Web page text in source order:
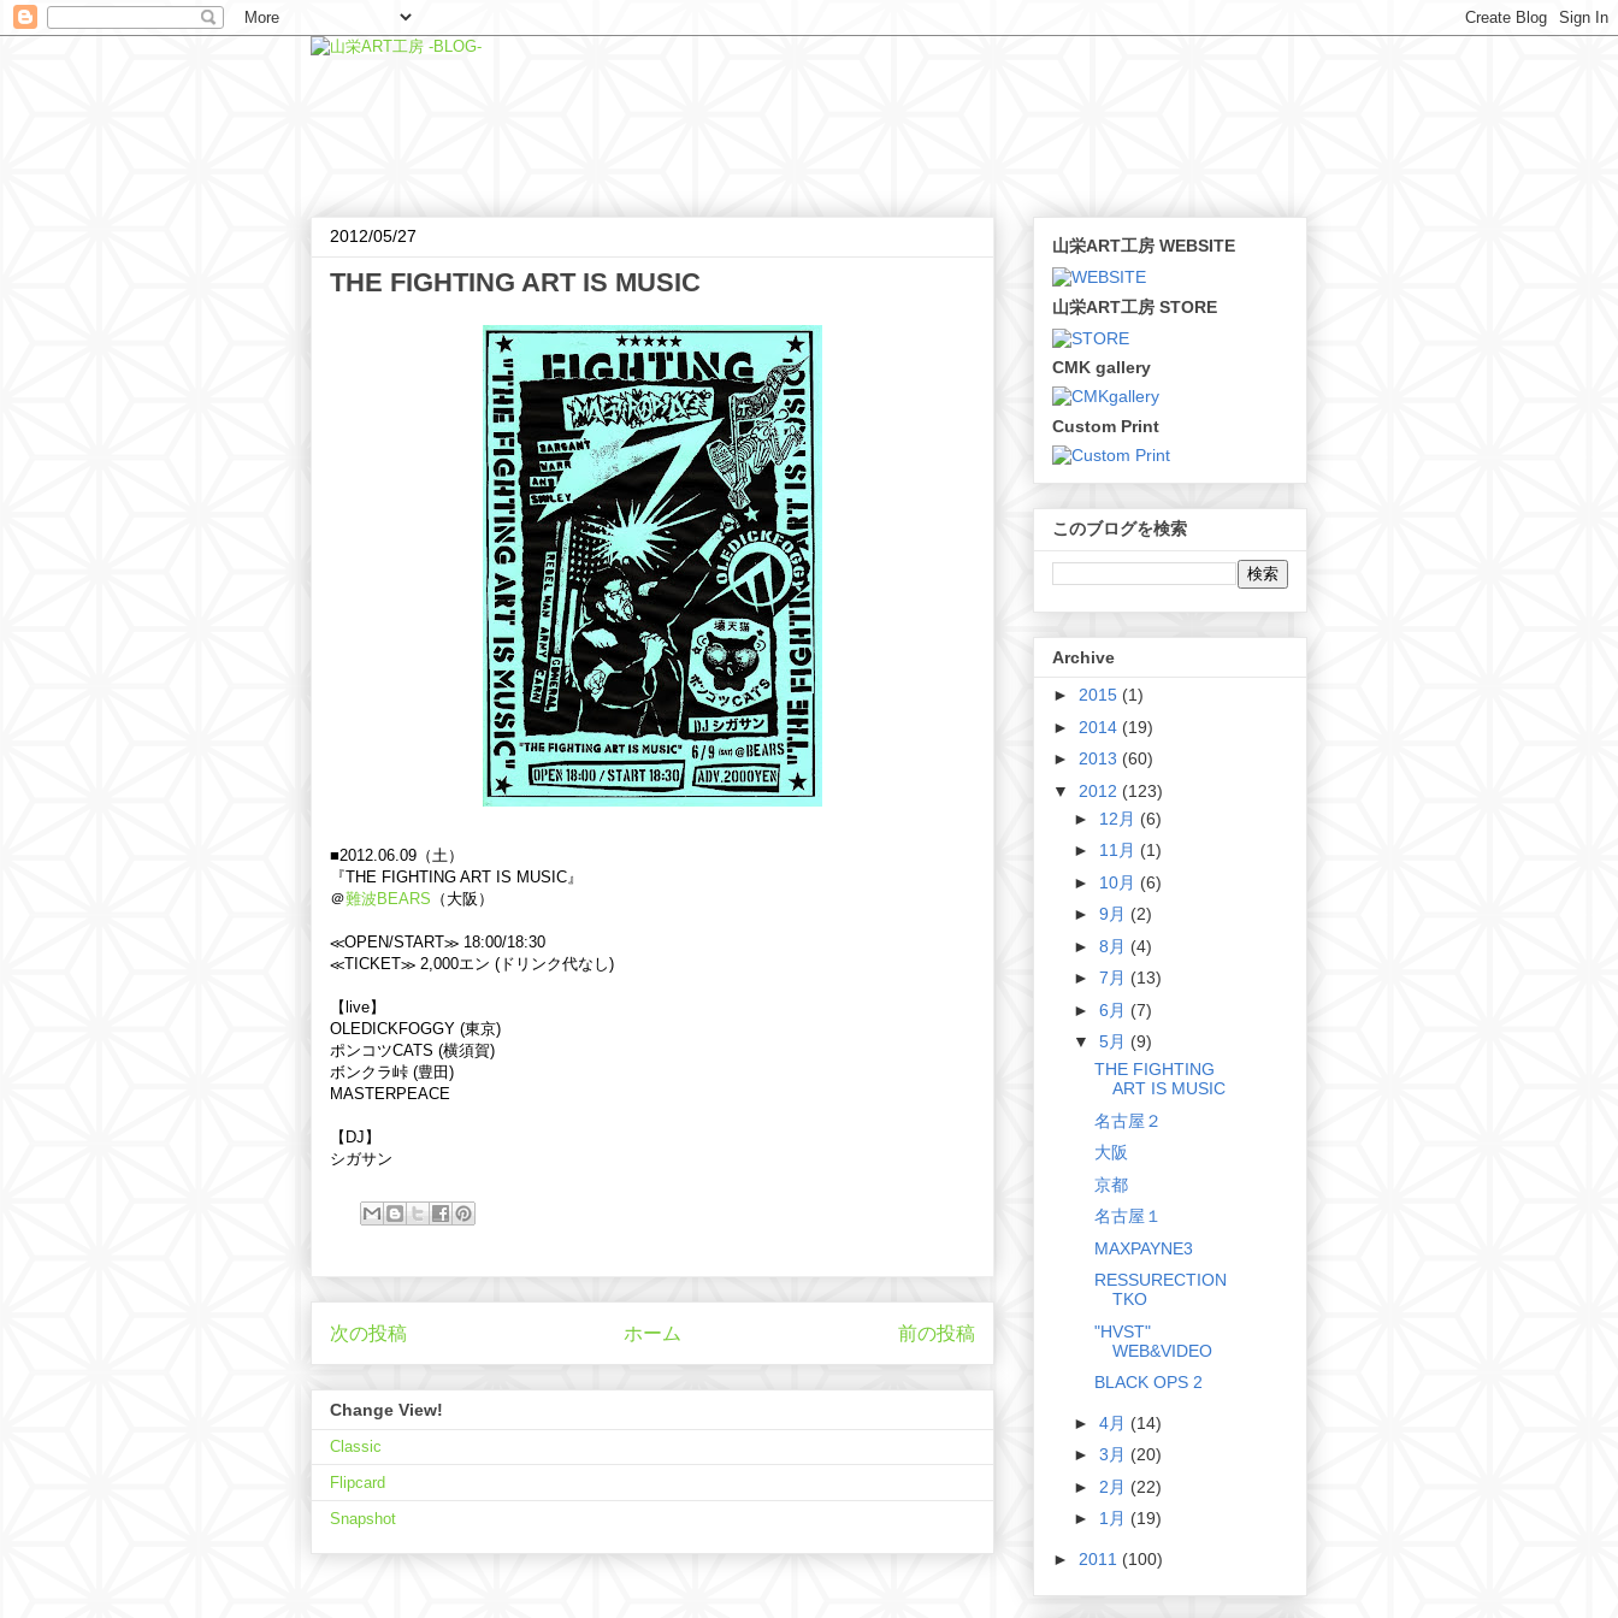
2012/05/27
THE FIGHTING ART IS MUSIC
■2012.06.09（土）
『THE FIGHTING ART IS MUSIC』
＠難波BEARS （大阪）
≪OPEN/START≫ 18:00/18:30
≪TICKET≫ 2,000エン (ドリンク代なし)
【live】
OLEDICKFOGGY (東京)
ポンコツCATS (横須賀)
ボンクラ峠 (豊田)
MASTERPEACE
【DJ】
シガサン
次の投稿 前の投稿
ホーム
Change View!
Classic
Flipcard
Snapshot
山栄ART工房 WEBSITE
山栄ART工房 STORE
CMK gallery
Custom Print
このブログを検索
Archive
► 2015 (1)
► 2014 (19)
► 2013 (60)
▼ 2012 (123)
► 12月 (6)
► 11月 (1)
► 10月 (6)
► 9月 (2)
► 8月 (4)
► 7月 (13)
► 6月 (7)
▼ 5月 (9)
THE FIGHTING
ART IS MUSIC
名古屋２
大阪
京都
名古屋１
MAXPAYNE3
RESSURECTION
TKO
"HVST"
WEB&VIDEO
BLACK OPS 2
► 4月 (14)
► 3月 (20)
► 2月 (22)
► 1月 (19)
► 2011 (100)